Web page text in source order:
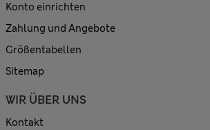
Konto einrichten
Zahlung und Angebote
Größentabellen
Sitemap
WIR ÜBER UNS
Kontakt